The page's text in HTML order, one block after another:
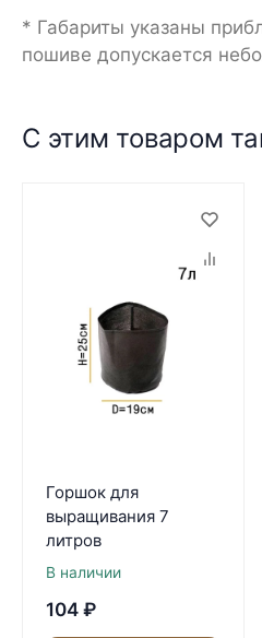
* Габариты указаны
пошиве допускается
С этим товаром
Горшок для
выращивания 7
литров
В наличии
104 ₽